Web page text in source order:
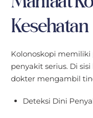
Kesehatan
Kolonoskopi memiliki
penyakit serius. Di
dokter mengambil
Deteksi Dini